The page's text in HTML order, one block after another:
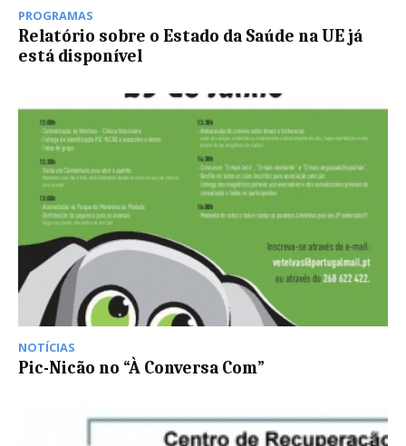
PROGRAMAS
Relatório sobre o Estado da Saúde na UE já
está disponível
NOTÍCIAS
Pic-Nicão no “À Conversa Com”